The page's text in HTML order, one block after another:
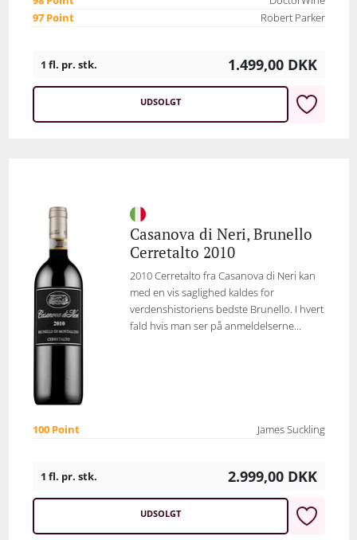
97 Point
Robert Parker
1 fl. pr. stk. 1.499,00 DKK
UDSOLGT
Casanova di Neri, Brunello
Cerretalto 2010
2010 Cerretalto fra Casanova di Neri kan
med en vis saglighed kaldes for
verdenshistoriens bedste Brunello. I hvert
fald hvis man ser på anmeldelserne...
100 Point James Suckling
1 fl. pr. stk. 2.999,00 DKK
UDSOLGT